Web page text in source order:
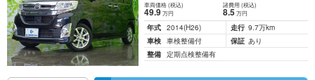
車両価格(税込)
49.9万円
諸費用 (税込)
8.5 万円
年式 2014(H26) 走行 9.7万km
車検 車検整備付 保証 あり
整備 定期点検整備有